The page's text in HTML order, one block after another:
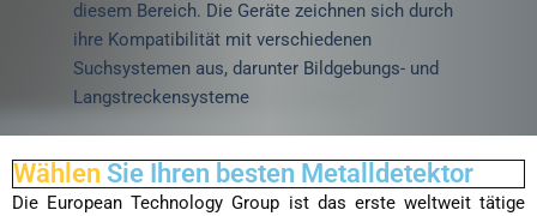
diesem Bereich. Die Geräte zeichnen sich durch
ihre Kompatibilität mit verschiedenen
Suchsystemen aus, darunter Bildgebungs- und
Langstreckensysteme
Wählen Sie Ihren besten Metalldetektor
Die European Technology Group ist das erste weltweit tätige